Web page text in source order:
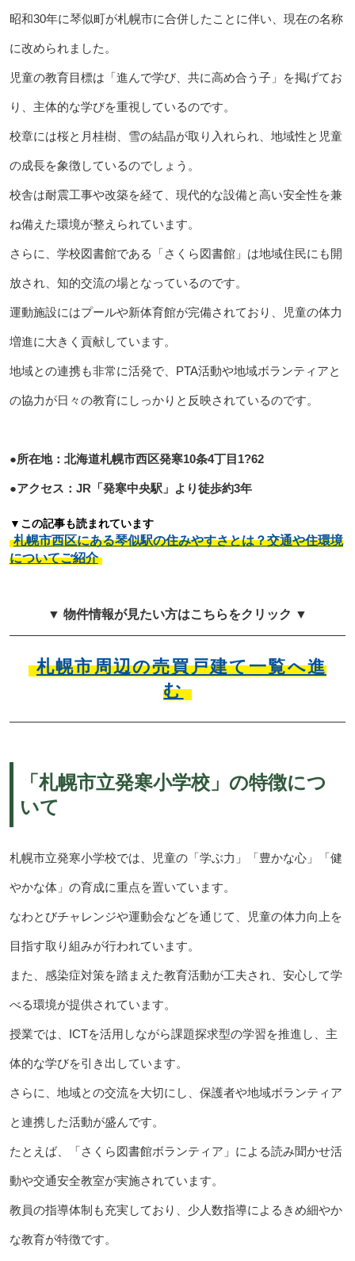
昭和30年に琴似町が札幌市に合併したことに伴い、現在の名称
に改められました。
児童の教育目標は「進んで学び、共に高め合う子」を掲げてお
り、主体的な学びを重視しているのです。
校章には桜と月桂樹、雪の結晶が取り入れられ、地域性と児童
の成長を象徴しているのでしょう。
校舎は耐震工事や改築を経て、現代的な設備と高い安全性を兼
ね備えた環境が整えられています。
さらに、学校図書館である「さくら図書館」は地域住民にも開
放され、知的交流の場となっているのです。
運動施設にはプールや新体育館が完備されており、児童の体力
増進に大きく貢献しています。
地域との連携も非常に活発で、PTA活動や地域ボランティアと
の協力が日々の教育にしっかりと反映されているのです。
●所在地：北海道札幌市西区発寒10条4丁目1?62
●アクセス：JR「発寒中央駅」より徒歩約3年
▼この記事も読まれています
札幌市西区にある琴似駅の住みやすさとは？交通や住環境
についてご紹介
▼ 物件情報が見たい方はこちらをクリック ▼
札幌市周辺の売買戸建て一覧へ進
む
「札幌市立発寒小学校」の特徴につ
いて
札幌市立発寒小学校では、児童の「学ぶ力」「豊かな心」「健
やかな体」の育成に重点を置いています。
なわとびチャレンジや運動会などを通じて、児童の体力向上を
目指す取り組みが行われています。
また、感染症対策を踏まえた教育活動が工夫され、安心して学
べる環境が提供されています。
授業では、ICTを活用しながら課題探求型の学習を推進し、主
体的な学びを引き出しています。
さらに、地域との交流を大切にし、保護者や地域ボランティア
と連携した活動が盛んです。
たとえば、「さくら図書館ボランティア」による読み聞かせ活
動や交通安全教室が実施されています。
教員の指導体制も充実しており、少人数指導によるきめ細やか
な教育が特徴です。